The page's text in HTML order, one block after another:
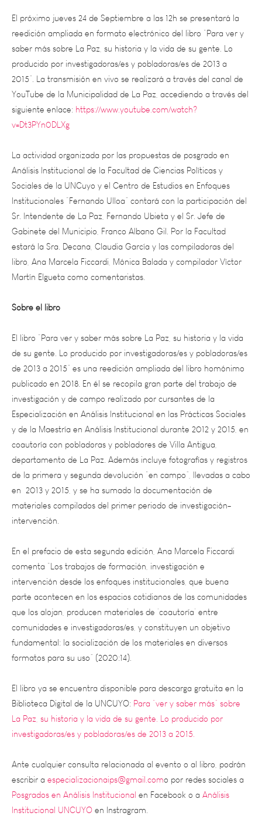
reedición ampliada en formato electrónico del libro “Para ver y
saber más sobre La Paz, su historia y la vida de su gente. Lo
producido por investigadoras/es y pobladoras/es de 2013 a
2015”. La transmisión en vivo se realizará a través del canal de
YouTube de la Municipalidad de La Paz, accediendo a través del
siguiente enlace:https://www.youtube.com/watch?
v=Dt3PYn0DLXg
La actividad organizada por las propuestas de posgrado en
Análisis Institucional de la Facultad de Ciencias Políticas y
Sociales de la UNCuyo y el Centro de Estudios en Enfoques
Institucionales “Fernando Ulloa” contará con la participación del
Sr. Intendente de La Paz, Fernando Ubieta y el Sr. Jefe de
Gabinete del Municipio, Franco Albano Gil. Por la Facultad
estará la Sra. Decana, Claudia García y las compiladoras del
libro, Ana Marcela Ficcardi, Mónica Balada y compilador Víctor
Martín Elgueta como comentaristas.
Sobre el libro
El libro “Para ver y saber más sobre La Paz, su historia y la vida
de su gente. Lo producido por investigadoras/es y pobladoras/es
de 2013 a 2015” es una reedición ampliada del libro homónimo
publicado en 2018. En él se recopila gran parte del trabajo de
investigación y de campo realizado por cursantes de la
Especialización en Análisis Institucional en las Prácticas Sociales
y de la Maestría en Análisis Institucional durante 2012 y 2015, en
coautoría con pobladoras y pobladores de Villa Antigua,
departamento de La Paz. Además incluye fotografías y registros
de la primera y segunda devolución “en campo”, llevadas a cabo
en 2013 y 2015, y se ha sumado la documentación de
materiales compilados del primer periodo de investigación-
intervención.
En el prefacio de esta segunda edición, Ana Marcela Ficcardi
comenta “Los trabajos de formación, investigación e
intervención desde los enfoques institucionales, que buena
parte acontecen en los espacios cotidianos de las comunidades
que los alojan, producen materiales de ‘coautoría’ entre
comunidades e investigadoras/es, y constituyen un objetivo
fundamental: la socialización de los materiales en diversos
formatos para su uso” (2020:14).
El libro ya se encuentra disponible para descarga gratuita en la
Biblioteca Digital de la UNCUYO:Para “ver y saber más” sobre
La Paz, su historia y la vida de su gente. Lo producido por
investigadoras/es y pobladoras/es de 2013 a 2015.
Ante cualquier consulta relacionada al evento o al libro, podrán
escribir aespecializacionaips@gmail.como por redes sociales a
Posgrados en Análisis Institucionalen Facebook o aAnálisis
Institucional UNCUYOen Instragram.